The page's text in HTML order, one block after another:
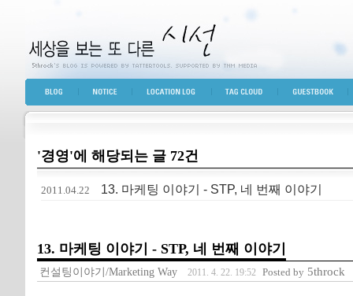
세상을 보는 또 다른 시선
BLOG TOP NOTICE LOCATION LOG TAG CLOUD GUESTBOOK
'경영'에 해당되는 글 72건
2011.04.22 13. 마케팅 이야기 - STP, 네 번째 이야기
13. 마케팅 이야기 - STP, 네 번째 이야기
컨설팅이야기/Marketing Way 2011. 4. 22. 19:52 Posted by 5throck